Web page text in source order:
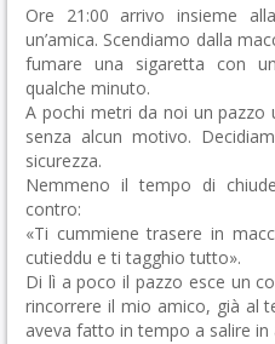
Ore 21:00 arrivo insieme
un’amica. Scendiamo dalla
fumare una sigaretta con
qualche minuto.
A pochi metri da noi un pazzo
senza alcun motivo.
sicurezza.
Nemmeno il tempo di
contro:
«Ti cummiene trasere in
cutieddu e ti tagghio tutto».
Di lì a poco il pazzo esce un
rincorrere il mio amico, già al
aveva fatto in tempo a salire in